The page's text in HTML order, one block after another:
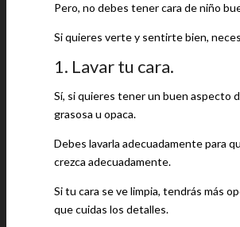
Pero, no debes tener cara de niño
Si quieres verte y sentirte bien,
1. Lavar tu cara.
Sí, si quieres tener un buen aspecto
grasosa u opaca.
Debes lavarla adecuadamente para
crezca adecuadamente.
Si tu cara se ve limpia, tendrás más
que cuidas los detalles.